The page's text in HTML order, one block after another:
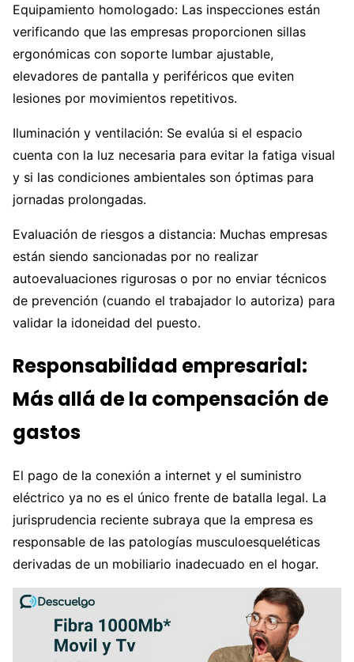
Equipamiento homologado: Las inspecciones están
verificando que las empresas proporcionen sillas
ergonómicas con soporte lumbar ajustable,
elevadores de pantalla y periféricos que eviten
lesiones por movimientos repetitivos.
Iluminación y ventilación: Se evalúa si el espacio
cuenta con la luz necesaria para evitar la fatiga visual
y si las condiciones ambientales son óptimas para
jornadas prolongadas.
Evaluación de riesgos a distancia: Muchas empresas
están siendo sancionadas por no realizar
autoevaluaciones rigurosas o por no enviar técnicos
de prevención (cuando el trabajador lo autoriza) para
validar la idoneidad del puesto.
Responsabilidad empresarial:
Más allá de la compensación de
gastos
El pago de la conexión a internet y el suministro
eléctrico ya no es el único frente de batalla legal. La
jurisprudencia reciente subraya que la empresa es
responsable de las patologías musculoesqueléticas
derivadas de un mobiliario inadecuado en el hogar.